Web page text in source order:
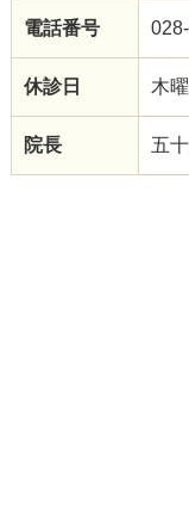
電話番号
休診日 木
院長 五